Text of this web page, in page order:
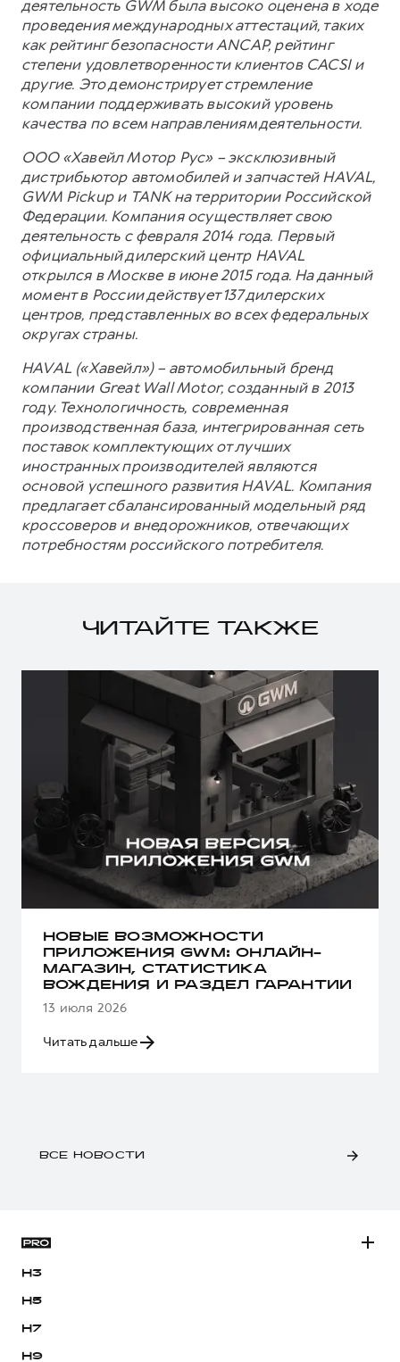
деятельность GWM была высоко оценена в ходе
проведения международных аттестаций, таких
как рейтинг безопасности ANCAP, рейтинг
степени удовлетворенности клиентов CACSI и
другие. Это демонстрирует стремление
компании поддерживать высокий уровень
качества по всем направлениям деятельности.
ООО «Хавейл Мотор Рус» – эксклюзивный
дистрибьютор автомобилей и запчастей HAVAL,
GWM Pickup и TANK на территории Российской
Федерации. Компания осуществляет свою
деятельность с февраля 2014 года. Первый
официальный дилерский центр HAVAL
открылся в Москве в июне 2015 года. На данный
момент в России действует 137 дилерских
центров, представленных во всех федеральных
округах страны.
HAVAL («Хавейл») – автомобильный бренд
компании Great Wall Motor, созданный в 2013
году. Технологичность, современная
производственная база, интегрированная сеть
поставок комплектующих от лучших
иностранных производителей являются
основой успешного развития HAVAL. Компания
предлагает сбалансированный модельный ряд
кроссоверов и внедорожников, отвечающих
потребностям российского потребителя.
ЧИТАЙТЕ ТАКЖЕ
НОВЫЕ ВОЗМОЖНОСТИ
ПРИЛОЖЕНИЯ GWM: ОНЛАЙН-
МАГАЗИН, СТАТИСТИКА
ВОЖДЕНИЯ И РАЗДЕЛ ГАРАНТИИ
13 июля 2026
Читать дальше
ВСЕ НОВОСТИ
H3
H5
H7
H9